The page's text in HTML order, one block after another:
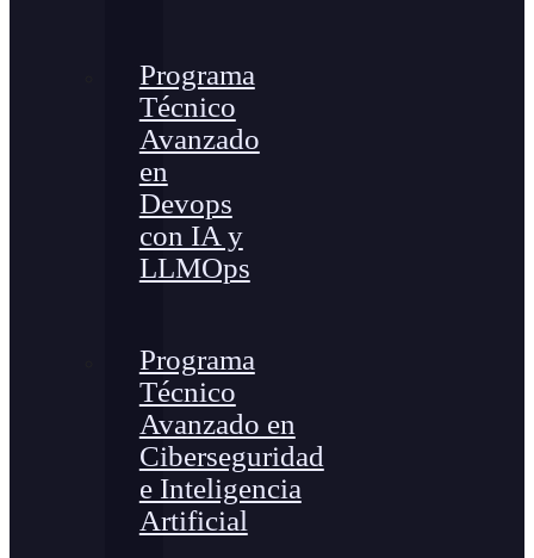
Programa
Técnico
Avanzado
en
Devops
con IA y
LLMOps
Programa
Técnico
Avanzado en
Ciberseguridad
e Inteligencia
Artificial